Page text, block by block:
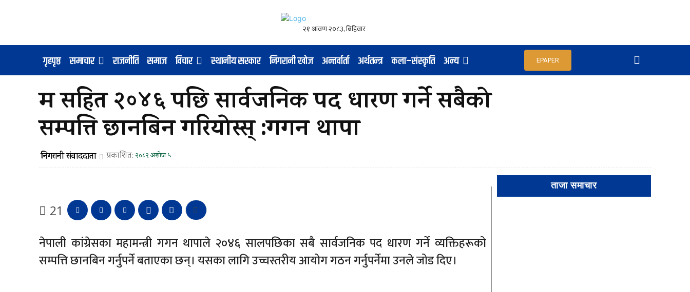
गृहपृष्ठ समाचार राजनीति समाज विचार स्थानीय सरकार निगरानी खोज अन्तर्वार्ता अर्थतन्त्र कला–संस्कृति अन्य EPAPER
म सहित २०४६ पछि सार्वजनिक पद धारण गर्ने सबैको
सम्पत्ति छानबिन गरियोस्स् :गगन थापा
निगरानी संवाददाता प्रकाशित: २०८२ अशोज ५
21
नेपाली कांग्रेसका महामन्त्री गगन थापाले २०४६ सालपछिका सबै सार्वजनिक पद धारण गर्ने व्यक्तिहरूको
सम्पत्ति छानबिन गर्नुपर्ने बताएका छन्। यसका लागि उच्चस्तरीय आयोग गठन गर्नुपर्नेमा उनले जोड दिए।
ताजा समाचार